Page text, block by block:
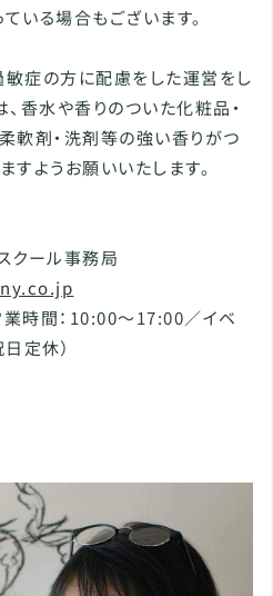
いる場合もございます。
症の方に配慮をした運営をし
香水や香りのついた化粧品・
軟剤・洗剤等の強い香りがつ
すようお願いいたします。
クール事務局
時間：10:00～17:00／イベ
定休）